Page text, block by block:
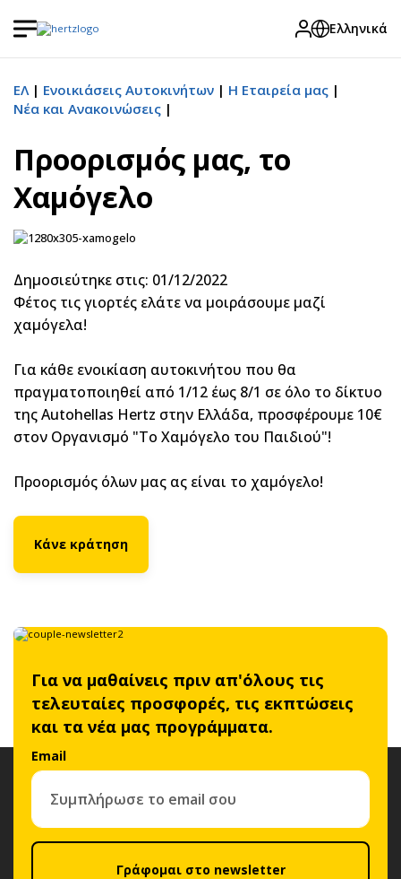
Ελληνικά
ΕΛ Ενοικιάσεις Αυτοκινήτων
Η Εταιρεία μας
Νέα και Ανακοινώσεις
Προορισμός μας, το
Χαμόγελο
Δημοσιεύτηκε στις: 01/12/2022
Φέτος τις γιορτές ελάτε να μοιράσουμε μαζί
χαμόγελα!
Για κάθε ενοικίαση αυτοκινήτου που θα
πραγματοποιηθεί από 1/12 έως 8/1 σε όλο το δίκτυο
της Autohellas Hertz στην Ελλάδα, προσφέρουμε 10€
στον Οργανισμό "Το Χαμόγελο του Παιδιού"!
Προορισμός όλων μας ας είναι το χαμόγελο!
Κάνε κράτηση
Για να μαθαίνεις πριν απ'όλους τις
τελευταίες προσφορές, τις εκπτώσεις
και τα νέα μας προγράμματα.
Email
Γράφομαι στο newsletter